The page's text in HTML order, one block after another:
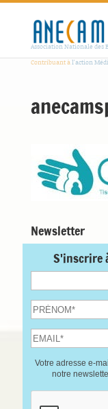
Association Nationale des
Contribuant àl'action
Newsletter
S'inscrire
Votre adresse e-
notre